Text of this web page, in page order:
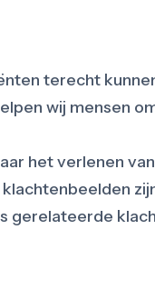
terecht
wij mensen
het verlenen
gerelateerde